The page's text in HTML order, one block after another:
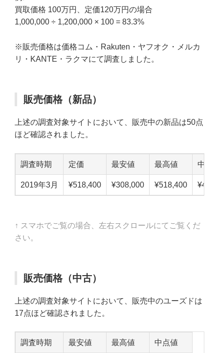
買取価格 100万円、定価120万円の場合
1,000,000 ÷ 1,200,000 × 100 = 83.3%
※販売価格は価格コム・Rakuten・ヤフオク・メルカ
リ・KANTE・ラクマにて調査しました。
販売価格（新品）
上述の調査対象サイトにおいて、販売中の新品は50点
ほど確認されました。
調査時期 定価 最安値 最高値 中点
2019年3月 ¥518,400 ¥308,000 ¥518,400
↑ スマホでご覧の場合、左右スクロールにてご覧くだ
さい。
販売価格（中古）
上述の調査対象サイトにおいて、販売中のユーズドは
17点ほど確認されました。
調査時期 最安値 最高値 中点値